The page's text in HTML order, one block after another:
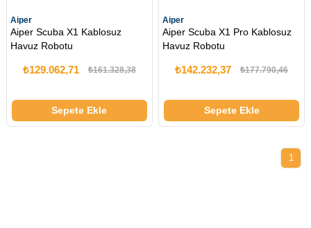
Aiper
Aiper Scuba X1 Kablosuz
Havuz Robotu
₺129.062,71 ₺161.328,38
Sepete Ekle
Aiper
Aiper Scuba X1 Pro Kablosuz
Havuz Robotu
₺142.232,37 ₺177.790,46
Sepete Ekle
1